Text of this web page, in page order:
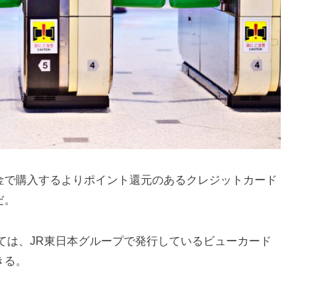
購入するよりポイント還元のあるクレジットカード
、JR東日本グループで発行しているビューカード
。